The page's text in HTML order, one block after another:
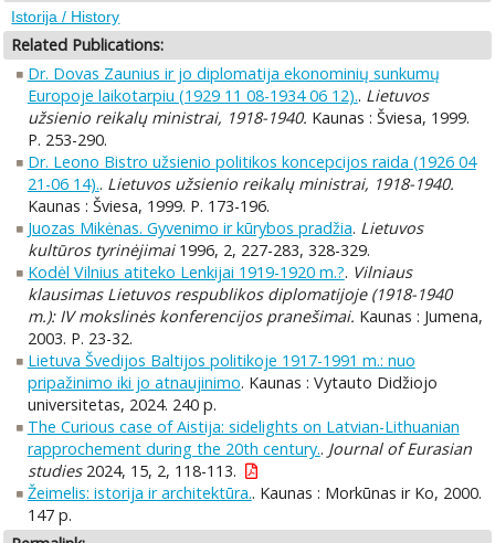
Istorija / History
Related Publications:
Dr. Dovas Zaunius ir jo diplomatija ekonominių sunkumų
Europoje laikotarpiu (1929 11 08-1934 06 12).. Lietuvos
užsienio reikalų ministrai, 1918-1940. Kaunas : Šviesa, 1999.
P. 253-290.
Dr. Leono Bistro užsienio politikos koncepcijos raida (1926 04
21-06 14).. Lietuvos užsienio reikalų ministrai, 1918-1940.
Kaunas : Šviesa, 1999. P. 173-196.
Juozas Mikėnas. Gyvenimo ir kūrybos pradžia. Lietuvos
kultūros tyrinėjimai1996, 2, 227-283, 328-329.
Kodėl Vilnius atiteko Lenkijai 1919-1920 m.?. Vilniaus
klausimas Lietuvos respublikos diplomatijoje (1918-1940
m.): IV mokslinės konferencijos pranešimai. Kaunas : Jumena,
2003. P. 23-32.
Lietuva Švedijos Baltijos politikoje 1917-1991 m.: nuo
pripažinimo iki jo atnaujinimo. Kaunas : Vytauto Didžiojo
universitetas, 2024. 240 p.
The Curious case of Aistija: sidelights on Latvian-Lithuanian
rapprochement during the 20th century.. Journal of Eurasian
studies2024, 15, 2, 118-113.
Žeimelis: istorija ir architektūra.. Kaunas : Morkūnas ir Ko, 2000.
147 p.